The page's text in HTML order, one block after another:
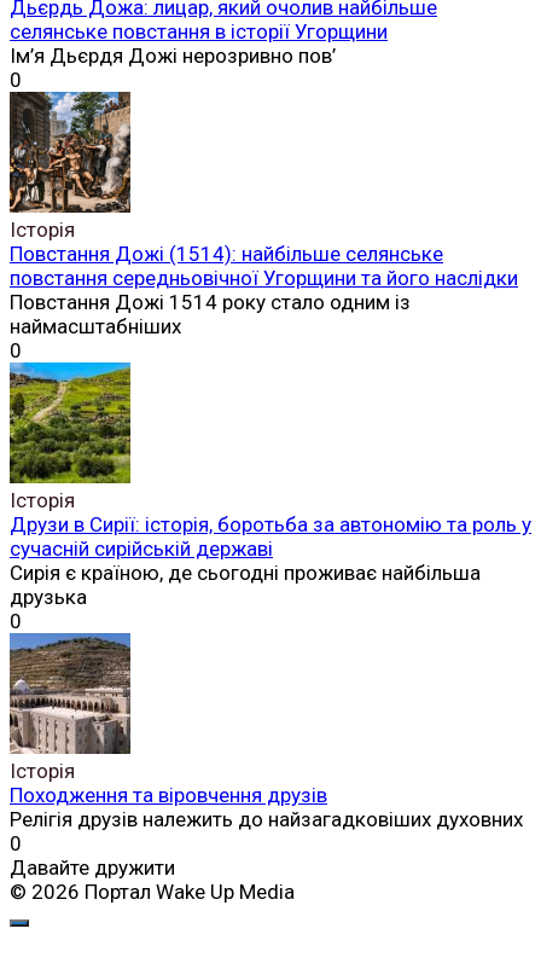
Дьєрдь Дожа: лицар, який очолив найбільше
селянське повстання в історії Угорщини
Ім’я Дьєрдя Дожі нерозривно пов’
0
Історія
Повстання Дожі (1514): найбільше селянське
повстання середньовічної Угорщини та його наслідки
Повстання Дожі 1514 року стало одним із
наймасштабніших
0
Історія
Друзи в Сирії: історія, боротьба за автономію та роль у
сучасній сирійській державі
Сирія є країною, де сьогодні проживає найбільша
друзька
0
Історія
Походження та віровчення друзів
Релігія друзів належить до найзагадковіших духовних
0
Давайте дружити
© 2026 Портал Wake Up Media